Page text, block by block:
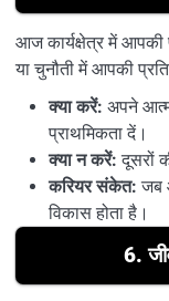
आज कार्यक्षेत्र में आपकी
या चुनौती में आपकी
क्या करें: अपने
प्राथमिकता दें।
क्या न करें: दूसरों
करियर संकेत: जब
विकास होता है।
6.